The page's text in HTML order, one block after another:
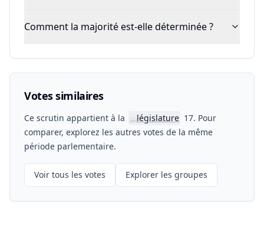
Comment la majorité est-elle déterminée ?
Votes similaires
Ce scrutin appartient à la 📖législature 17. Pour
comparer, explorez les autres votes de la même
période parlementaire.
Voir tous les votes Explorer les groupes